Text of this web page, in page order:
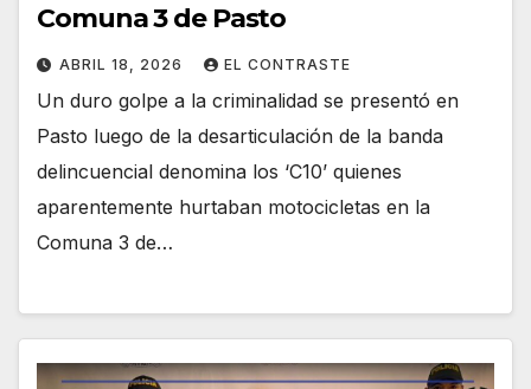
Comuna 3 de Pasto
ABRIL 18, 2026 EL CONTRASTE
Un duro golpe a la criminalidad se presentó en
Pasto luego de la desarticulación de la banda
delincuencial denomina los ‘C10’ quienes
aparentemente hurtaban motocicletas en la
Comuna 3 de…